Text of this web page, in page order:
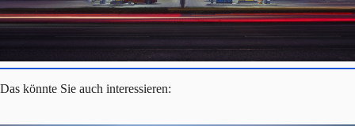
Das könnte Sie auch interessieren: